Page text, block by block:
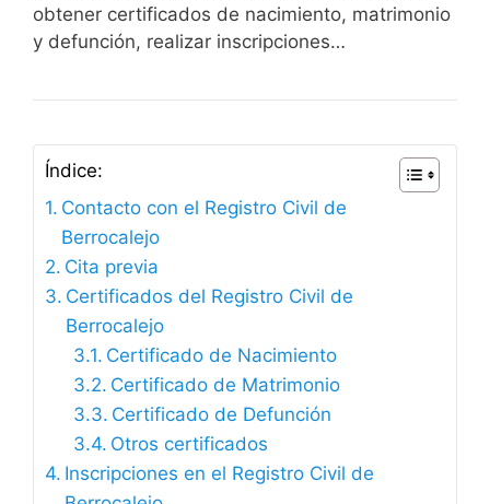
obtener certificados de nacimiento, matrimonio
y defunción, realizar inscripciones…
Índice:
Contacto con el Registro Civil de
Berrocalejo
Cita previa
Certificados del Registro Civil de
Berrocalejo
Certificado de Nacimiento
Certificado de Matrimonio
Certificado de Defunción
Otros certificados
Inscripciones en el Registro Civil de